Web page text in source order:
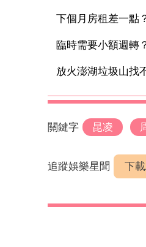
下個月房租差一點
臨時需要小額週轉
放火澎湖垃圾山找
關鍵字 昆凌
追蹤娛樂星聞 下